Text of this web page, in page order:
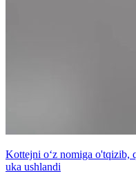
Kottejni o‘z nomiga o'tqizib,
uka ushlandi